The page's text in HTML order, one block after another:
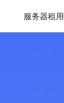
服务器租用